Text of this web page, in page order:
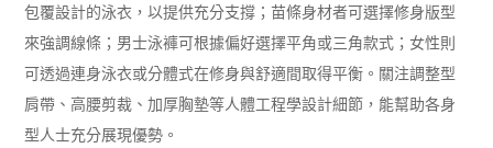
包覆設計的泳衣，以提供充分支撐；苗條身材者可選擇修身版型
來強調線條；男士泳褲可根據偏好選擇平角或三角款式；女性則
可透過連身泳衣或分體式在修身與舒適間取得平衡。關注調整型
肩帶、高腰剪裁、加厚胸墊等人體工程學設計細節，能幫助各身
型人士充分展現優勢。